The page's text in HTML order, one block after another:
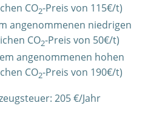
CO2-Preis von 115€/t)
angenommenen niedrigen
CO2-Preis von 50€/t)
angenommenen hohen
CO2-Preis von 190€/t)
205 €/Jahr